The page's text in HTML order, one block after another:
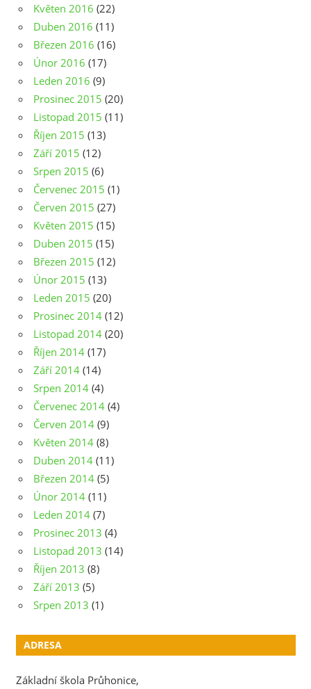
Květen 2016 (22)
Duben 2016 (11)
Březen 2016 (16)
Únor 2016 (17)
Leden 2016 (9)
Prosinec 2015 (20)
Listopad 2015 (11)
Říjen 2015 (13)
Září 2015 (12)
Srpen 2015 (6)
Červenec 2015 (1)
Červen 2015 (27)
Květen 2015 (15)
Duben 2015 (15)
Březen 2015 (12)
Únor 2015 (13)
Leden 2015 (20)
Prosinec 2014 (12)
Listopad 2014 (20)
Říjen 2014 (17)
Září 2014 (14)
Srpen 2014 (4)
Červenec 2014 (4)
Červen 2014 (9)
Květen 2014 (8)
Duben 2014 (11)
Březen 2014 (5)
Únor 2014 (11)
Leden 2014 (7)
Prosinec 2013 (4)
Listopad 2013 (14)
Říjen 2013 (8)
Září 2013 (5)
Srpen 2013 (1)
ADRESA
Základní škola Průhonice,